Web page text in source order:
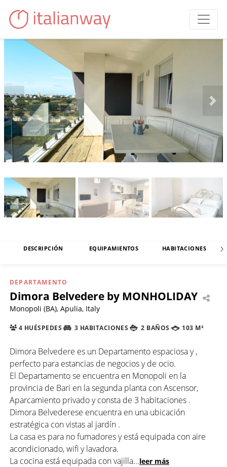
DESCRIPCIÓN EQUIPAMIENTOS HABITACIONES
DEPARTAMENTO
Dimora Belvedere by MONHOLIDAY
Monopoli (BA), Apulia, Italy
4 HUÉSPEDES 3 HABITACIONES 2 BAÑOS 103 M²
Dimora Belvedere es un Departamento espaciosa y ,
perfecto para estancias de negocios y de ocio.
El Departamento se encuentra en Monopoli en la
provincia de Bari en la segunda planta con Ascensor,
Aparcamiento privado y consta de 3 habitaciones .
Dimora Belvederese encuentra en una ubicación
estratégica con vistas al jardín .
La casa es para no fumadores y está equipada con aire
acondicionado, wifi y lavadora.
La cocina está equipada con vajilla...leer más